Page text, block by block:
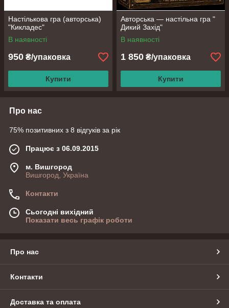
Настількова гра (авторська)
"Кикладес"
В наявності
950 ₴/упаковка
Купити
Авторська — настільна гра "
Дикий Захід"
В наявності
1 850 ₴/упаковка
Купити
Про нас
75% позитивних з 8 відгуків за рік
Працює з 06.09.2015
м. Вишгород
Вишгород, Україна
Контакти
Сьогодні вихідний
Показати весь графік роботи
Про нас
Контакти
Доставка та оплата